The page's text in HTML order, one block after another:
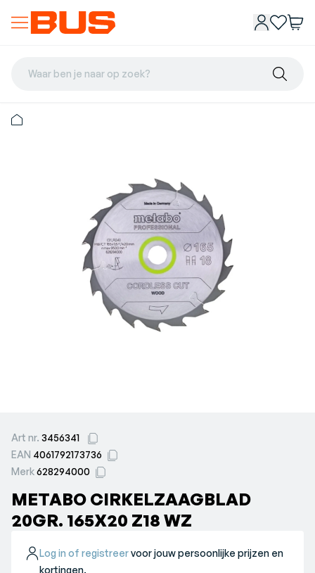
Waar ben je naar op zoek?
Art nr. 3456341
EAN 4061792173736
Merk628294000
METABO CIRKELZAAGBLAD
20GR. 165X20 Z18 WZ
Log in of registreervoor jouw persoonlijke prijzen en
kortingen.